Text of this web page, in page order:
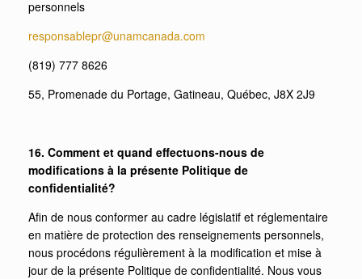
personnels
responsablepr@unamcanada.com
(819) 777 8626
55, Promenade du Portage, Gatineau, Québec, J8X 2J9
16. Comment et quand effectuons-nous de
modifications à la présente Politique de
confidentialité?
Afin de nous conformer au cadre législatif et réglementaire
en matière de protection des renseignements personnels,
nous procédons régulièrement à la modification et mise à
jour de la présente Politique de confidentialité. Nous vous